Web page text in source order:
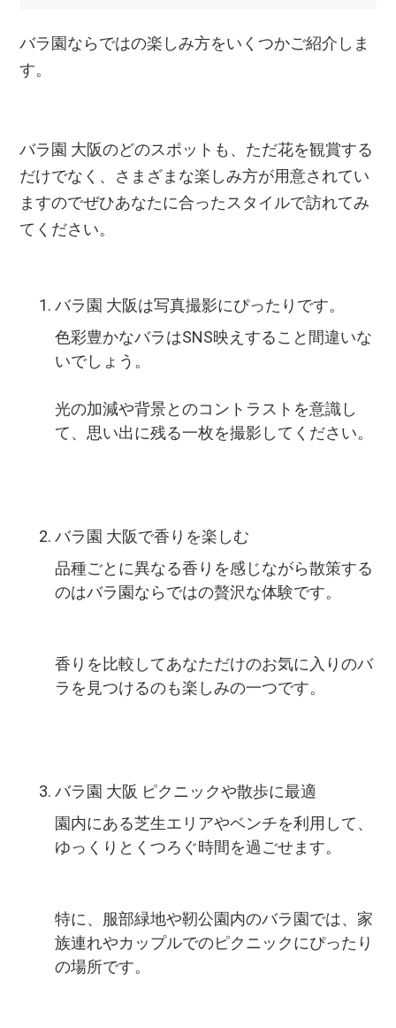
バラ園ならではの楽しみ方をいくつかご紹介しま
す。
バラ園 大阪のどのスポットも、ただ花を観賞する
だけでなく、さまざまな楽しみ方が用意されてい
ますのでぜひあなたに合ったスタイルで訪れてみ
てください。
バラ園 大阪は写真撮影にぴったりです。
色彩豊かなバラはSNS映えすること間違いな
いでしょう。
光の加減や背景とのコントラストを意識し
て、思い出に残る一枚を撮影してください。
バラ園 大阪で香りを楽しむ
品種ごとに異なる香りを感じながら散策する
のはバラ園ならではの贅沢な体験です。
香りを比較してあなただけのお気に入りのバ
ラを見つけるのも楽しみの一つです。
バラ園 大阪 ピクニックや散歩に最適
園内にある芝生エリアやベンチを利用して、
ゆっくりとくつろぐ時間を過ごせます。
特に、服部緑地や靭公園内のバラ園では、家
族連れやカップルでのピクニックにぴったり
の場所です。